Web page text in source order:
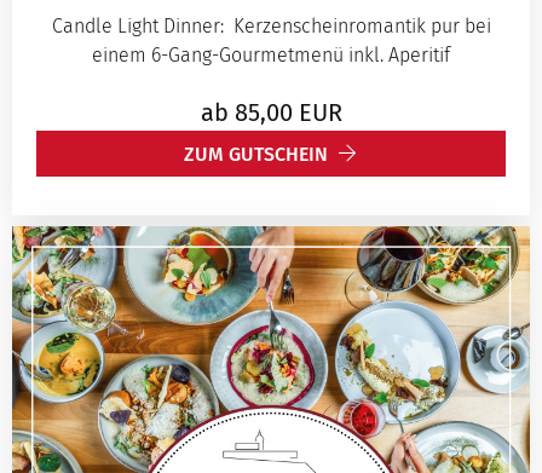
Candle Light Dinner: Kerzenscheinromantik pur bei
einem 6-Gang-Gourmetmenü inkl. Aperitif
ab 85,00 EUR
ZUM GUTSCHEIN